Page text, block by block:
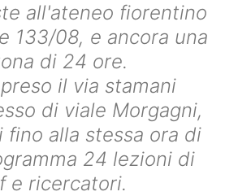
all'ateneo fiorentino
133/08, e ancora una
di 24 ore.
il via stamani
di viale Morgagni,
fino alla stessa ora di
24 lezioni di
e ricercatori.